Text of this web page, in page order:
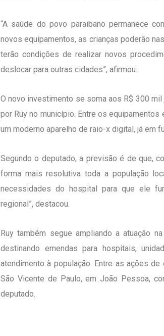
“A saúde do povo paraibano permanece
novos equipamentos, as crianças poderão
terão condições de realizar novos
deslocar para outras cidades”, afirmou.
O novo investimento se soma aos R$ 300
por Ruy no município. Entre os
um moderno aparelho de raio-x digital, já em
Segundo o deputado, a previsão é de que,
forma mais resolutiva toda a população
necessidades do hospital para que ele
regional”, destacou.
Ruy também segue ampliando a atuação
destinando emendas para hospitais,
atendimento à população. Entre as ações
São Vicente de Paulo, em João Pessoa,
deputado.